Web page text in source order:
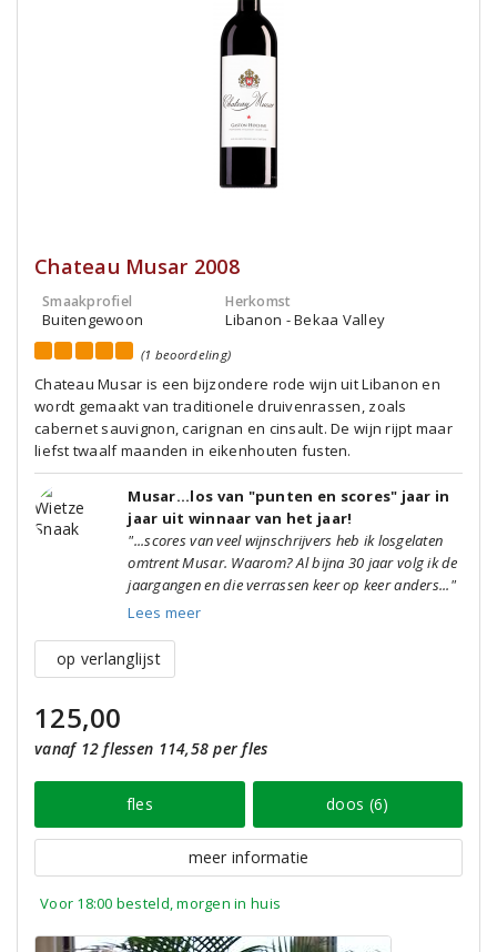
Chateau Musar 2008
Smaakprofiel
Buitengewoon
Herkomst
Libanon - Bekaa Valley
(1 beoordeling)
Chateau Musar is een bijzondere rode wijn uit Libanon en
wordt gemaakt van traditionele druivenrassen, zoals
cabernet sauvignon, carignan en cinsault. De wijn rijpt maar
liefst twaalf maanden in eikenhouten fusten.
Musar...los van "punten en scores" jaar in
jaar uit winnaar van het jaar!
"...scores van veel wijnschrijvers heb ik losgelaten
omtrent Musar. Waarom? Al bijna 30 jaar volg ik de
jaargangen en die verrassen keer op keer anders..."
Lees meer
op verlanglijst
125,00
vanaf 12 flessen 114,58 per fles
fles doos (6)
meer informatie
Voor 18:00 besteld, morgen in huis